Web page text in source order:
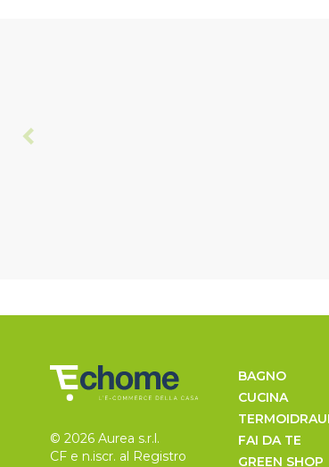
© 2026 Aurea s.r.l.
CF e n.iscr. al Registro
BAGNO
CUCINA
FAI DA TE
GREEN SHOP